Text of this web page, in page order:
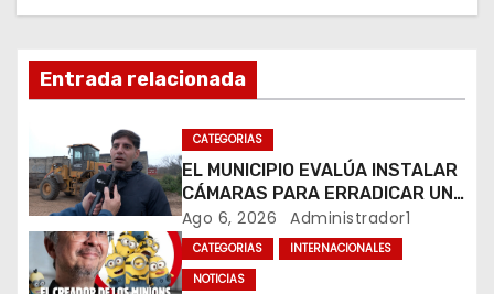
n
e
e
n
Entrada relacionada
CATEGORIAS
EL MUNICIPIO EVALÚA INSTALAR
CÁMARAS PARA ERRADICAR UN
MICROBASURAL AL FINAL DE
CALLE CARDARELLI
Ago 6, 2026 Administrador1
CATEGORIAS
INTERNACIONALES
NOTICIAS